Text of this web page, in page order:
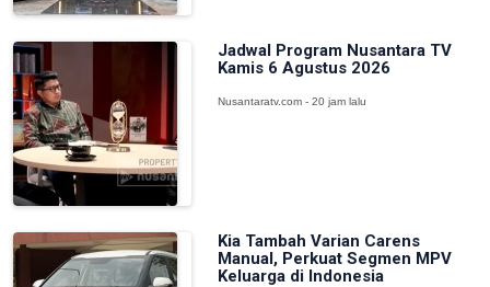
Jadwal Program Nusantara TV
Kamis 6 Agustus 2026
Nusantaratv.com - 20 jam lalu
Kia Tambah Varian Carens
Manual, Perkuat Segmen MPV
Keluarga di Indonesia